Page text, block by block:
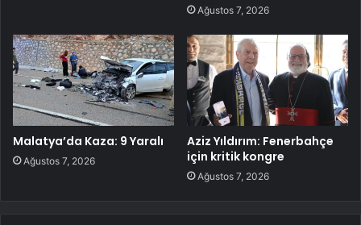
Ağustos 7, 2026
Malatya’da Kaza: 9 Yaralı
Ağustos 7, 2026
Aziz Yıldırım: Fenerbahçe
için kritik kongre
Ağustos 7, 2026